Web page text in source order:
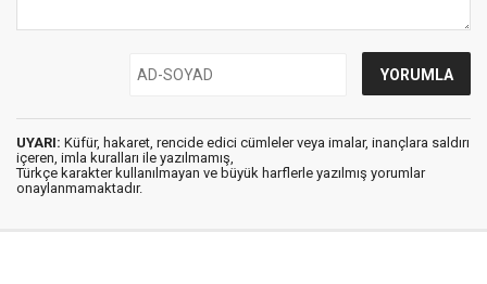
UYARI: Küfür, hakaret, rencide edici cümleler veya imalar, inançlara saldırı
içeren, imla kuralları ile yazılmamış,
Türkçe karakter kullanılmayan ve büyük harflerle yazılmış yorumlar
onaylanmamaktadır.